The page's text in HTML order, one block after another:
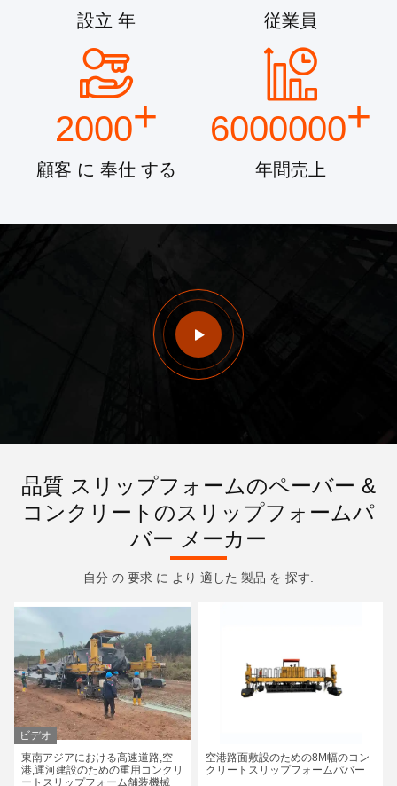
設立 年 従業員
2000+
顧客 に 奉仕 する
6000000+
年間売上
品質 スリップフォームのペーバー &
コンクリートのスリップフォームパ
バー メーカー
自分 の 要求 に より 適した 製品 を 探す.
ビデオ
東南アジアにおける高速道路,空
港,運河建設のための重用コンクリ
ートスリップフォーム舗装機械
空港路面敷設のための8M幅のコン
クリートスリップフォームパバー